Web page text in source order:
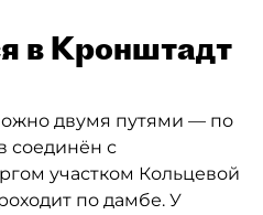
в Кронштадт
двумя путями — по
соединён с
участком Кольцевой
по дамбе. У